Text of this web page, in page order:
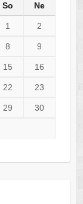
So Ne
1 2
8 9
15 16
22 23
29 30